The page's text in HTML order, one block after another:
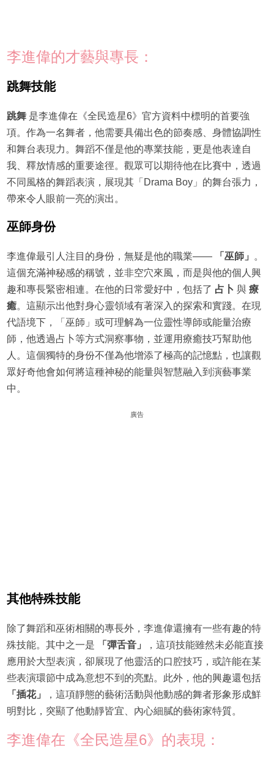
李進偉的才藝與專長：
跳舞技能
跳舞是李進偉在《全民造星6》官方資料中標明的首要強
項。作為一名舞者，他需要具備出色的節奏感、身體協調性
和舞台表現力。舞蹈不僅是他的專業技能，更是他表達自
我、釋放情感的重要途徑。觀眾可以期待他在比賽中，透過
不同風格的舞蹈表演，展現其「Drama Boy」的舞台張力，
帶來令人眼前一亮的演出。
巫師身份
李進偉最引人注目的身份，無疑是他的職業—— 「巫師」
。
這個充滿神秘感的稱號，並非空穴來風，而是與他的個人興
趣和專長緊密相連。在他的日常愛好中，包括了 占卜 與 療
癒。這顯示出他對身心靈領域有著深入的探索和實踐。在現
代語境下，「巫師」或可理解為一位靈性導師或能量治療
師，他透過占卜等方式洞察事物，並運用療癒技巧幫助他
人。這個獨特的身份不僅為他增添了極高的記憶點，也讓觀
眾好奇他會如何將這種神秘的能量與智慧融入到演藝事業
中。
廣告
其他特殊技能
除了舞蹈和巫術相關的專長外，李進偉還擁有一些有趣的特
殊技能。其中之一是
「彈舌音」
，這項技能雖然未必能直接
應用於大型表演，卻展現了他靈活的口腔技巧，或許能在某
些表演環節中成為意想不到的亮點。此外，他的興趣還包括
「插花」
，這項靜態的藝術活動與他動感的舞者形象形成鮮
明對比，突顯了他動靜皆宜、內心細膩的藝術家特質。
李進偉在《全民造星6》的表現：